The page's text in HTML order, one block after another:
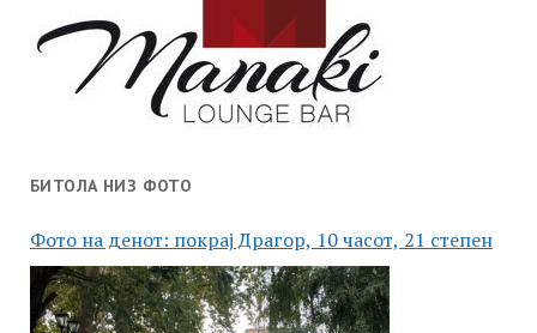
БИТОЛА НИЗ ФОТО
Фото на денот: покрај Драгор, 10 часот, 21 степен